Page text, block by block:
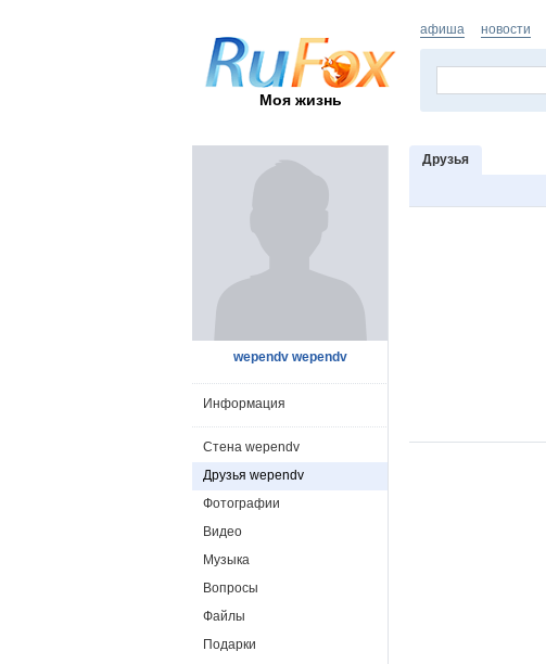
Моя жизнь
афиша новости
Друзья
wependv wependv
Информация
Стена wependv
Друзья wependv
Фотографии
Видео
Музыка
Вопросы
Файлы
Подарки